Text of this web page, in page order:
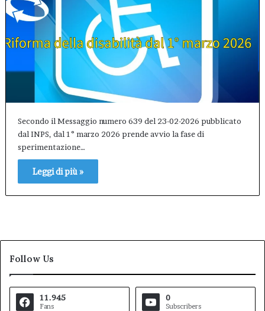
Secondo il Messaggio numero 639 del 23-02-2026 pubblicato
dal INPS, dal 1° marzo 2026 prende avvio la fase di
sperimentazione…
Leggi di più »
Follow Us
11.945
Fans
0
Subscribers